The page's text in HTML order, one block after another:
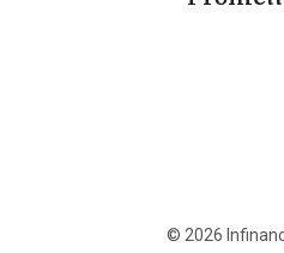
© 2026